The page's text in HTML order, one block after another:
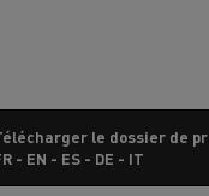
le dossier de
- EN - ES - DE - IT